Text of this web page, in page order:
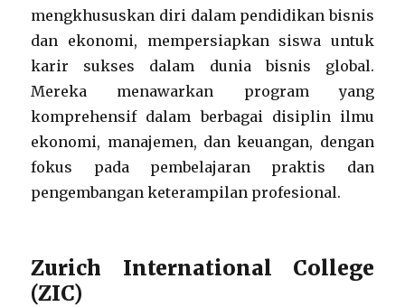
mengkhususkan diri dalam pendidikan bisnis
dan ekonomi, mempersiapkan siswa untuk
karir sukses dalam dunia bisnis global.
Mereka menawarkan program yang
komprehensif dalam berbagai disiplin ilmu
ekonomi, manajemen, dan keuangan, dengan
fokus pada pembelajaran praktis dan
pengembangan keterampilan profesional.
Zurich International College
(ZIC)